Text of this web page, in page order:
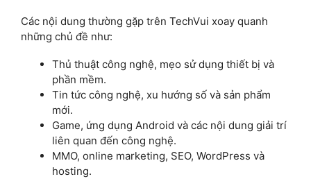
Các nội dung thường gặp trên TechVui xoay quanh
những chủ đề như:
Thủ thuật công nghệ, mẹo sử dụng thiết bị và
phần mềm.
Tin tức công nghệ, xu hướng số và sản phẩm
mới.
Game, ứng dụng Android và các nội dung giải trí
liên quan đến công nghệ.
MMO, online marketing, SEO, WordPress và
hosting.